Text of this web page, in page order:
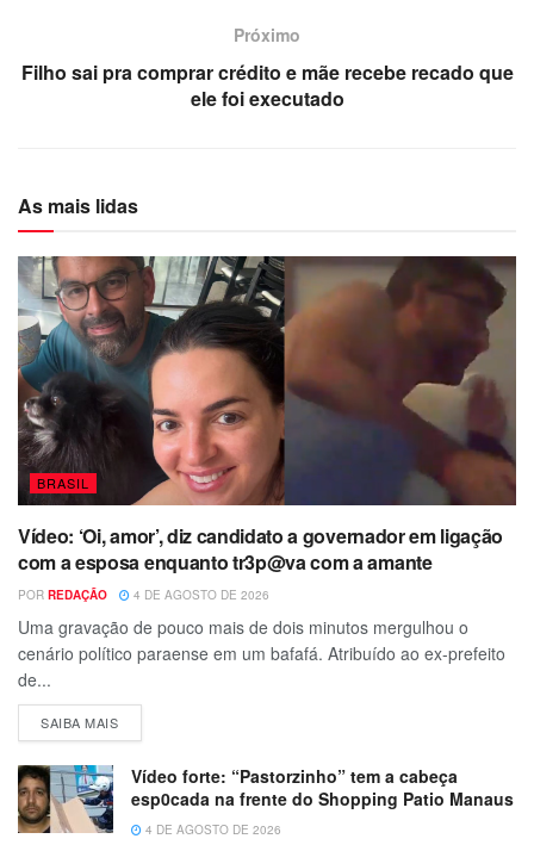
Próximo
Filho sai pra comprar crédito e mãe recebe recado que
ele foi executado
As mais lidas
BRASIL
Vídeo: ‘Oi, amor’, diz candidato a governador em ligação
com a esposa enquanto tr3p@va com a amante
POR REDAÇÃO 4 DE AGOSTO DE 2026
Uma gravação de pouco mais de dois minutos mergulhou o
cenário político paraense em um bafafá. Atribuído ao ex-prefeito
de...
SAIBA MAIS
Vídeo forte: “Pastorzinho” tem a cabeça
esp0cada na frente do Shopping Patio Manaus
4 DE AGOSTO DE 2026